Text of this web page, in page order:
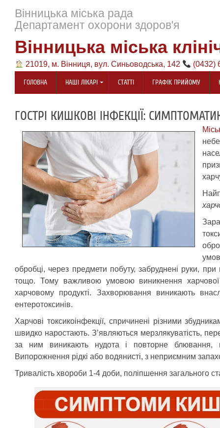
Вінницька міська рада
Департамент охорони здоров'я
Вінницька міська
21019, м. Вінниця, вул. Синьоводська, 142 (0432)
ГОЛОВНА НАШІ ЛІКАРІ СТАТТІ ГРАФІК ПРИЙОМУ
ГОСТРІ КИШКОВІ ІНФЕКЦІЇ:
обробці, через предмети побуту, забруднені руки,
тощо. Тому важливою умовою виникнення харчової
харчовому продукті. Захворювання виникають
ентеротоксинів.
Харчові токсикоінфекції, спричинені різними
швидко наростають. З’являються мерзлякуватість,
за ним виникають нудота і повторне блювання,
Випорожнення рідкі або водянисті, з неприємним
Тривалість хвороби 1-4 доби, поліпшення загального